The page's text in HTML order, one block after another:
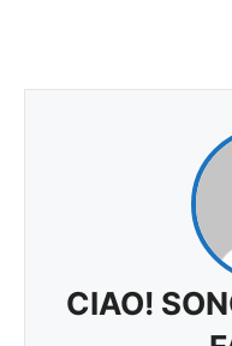
CIAO!